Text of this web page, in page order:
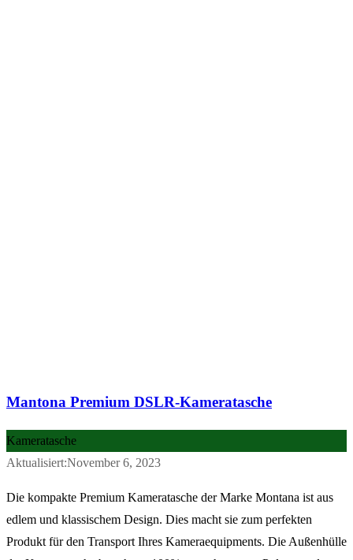
Mantona Premium DSLR-Kameratasche
Kameratasche
Aktualisiert:November 6, 2023
Die kompakte Premium Kameratasche der Marke Montana ist aus
edlem und klassischem Design. Dies macht sie zum perfekten
Produkt für den Transport Ihres Kameraequipments. Die Außenhülle